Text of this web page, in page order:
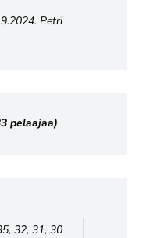
Petri
pelaajaa)
32, 31, 30